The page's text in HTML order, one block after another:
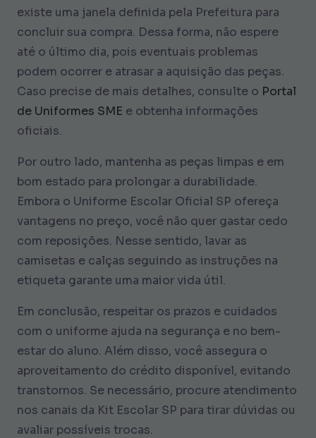
existe uma janela definida pela Prefeitura para
concluir sua compra. Dessa forma, não espere
até o último dia, pois eventuais problemas
podem ocorrer e atrasar a aquisição das peças.
Caso precise de mais detalhes, consulte o Portal
de Uniformes SME e obtenha informações
oficiais.
Por outro lado, mantenha as peças limpas e em
bom estado para prolongar a durabilidade.
Embora o Uniforme Escolar Oficial SP ofereça
vantagens no preço, você não quer gastar cedo
com reposições. Nesse sentido, lavar as
camisetas e calças seguindo as instruções na
etiqueta garante uma maior vida útil.
Em conclusão, respeitar os prazos e cuidados
com o uniforme ajuda na segurança e no bem-
estar do aluno. Além disso, você assegura o
aproveitamento do crédito disponível, evitando
transtornos. Se necessário, procure atendimento
nos canais da Kit Escolar SP para tirar dúvidas ou
avaliar possíveis trocas.